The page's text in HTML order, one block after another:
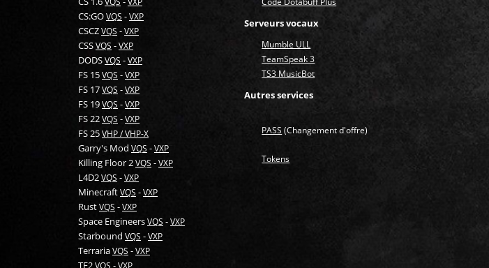
CS:GOVQS -VXP
CSCZVQS -VXP
CSSVQS -VXP
DODSVQS -VXP
FS 15VQS -VXP
FS 17VQS -VXP
FS 19VQS -VXP
FS 22VQS -VXP
FS 25VHP / VHP-X
Garry's Mod VQS -VXP
Killing Floor 2VQS -VXP
L4D2VQS -VXP
MinecraftVQS -VXP
RustVQS -VXP
Space EngineersVQS -VXP
Starbound VQS -VXP
TerrariaVQS -VXP
TF2 -
Serveurs vocaux
Mumble ULL
TeamSpeak 3
TS3 MusicBot
Autres services
PASS (Changement d'offre)
Tokens